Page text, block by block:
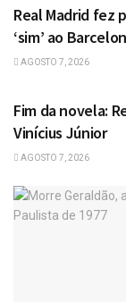
Real Madrid fez
‘sim’ ao
AGOSTO 7, 2026
Fim da novela:
Vinícius Júnior
AGOSTO 7, 2026